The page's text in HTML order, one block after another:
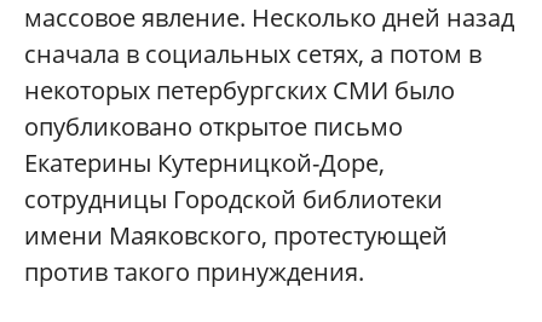
массовое явление. Несколько дней назад
сначала в социальных сетях, а потом в
некоторых петербургских СМИ было
опубликовано открытое письмо
Екатерины Кутерницкой-Доре,
сотрудницы Городской библиотеки
имени Маяковского, протестующей
против такого принуждения.